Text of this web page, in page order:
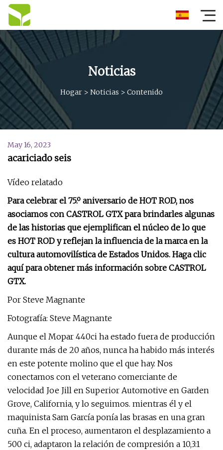
Noticias
Hogar > Noticias > Contenido
May 16, 2023
acariciado seis
Vídeo relatado
Para celebrar el 75.º aniversario de HOT ROD, nos
asociamos con CASTROL GTX para brindarles algunas
de las historias que ejemplifican el núcleo de lo que
es HOT ROD y reflejan la influencia de la marca en la
cultura automovilística de Estados Unidos. Haga clic
aquí para obtener más información sobre CASTROL
GTX.
Por Steve Magnante
Fotografía: Steve Magnante
Aunque el Mopar 440ci ha estado fuera de producción
durante más de 20 años, nunca ha habido más interés
en este potente molino que el que hay. Nos
conectamos con el veterano comerciante de
velocidad Joe Jill en Superior Automotive en Garden
Grove, California, y lo seguimos. mientras él y el
maquinista Sam García ponía las brasas en una gran
cuña. En el proceso, aumentaron el desplazamiento a
500 ci, adaptaron la relación de compresión a 10,3:1